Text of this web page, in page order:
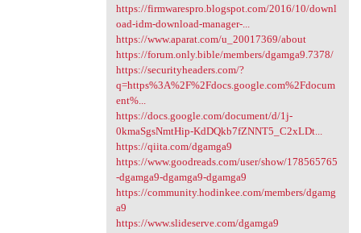
https://firmwarespro.blogspot.com/2016/10/downl
oad-idm-download-manager-...
https://www.aparat.com/u_20017369/about
https://forum.only.bible/members/dgamga9.7378/
https://securityheaders.com/?
q=https%3A%2F%2Fdocs.google.com%2Fdocum
ent%...
https://docs.google.com/document/d/1j-
0kmaSgsNmtHip-KdDQkb7fZNNT5_C2xLDt...
https://qiita.com/dgamga9
https://www.goodreads.com/user/show/178565765
-dgamga9-dgamga9-dgamga9
https://community.hodinkee.com/members/dgamg
a9
https://www.slideserve.com/dgamga9